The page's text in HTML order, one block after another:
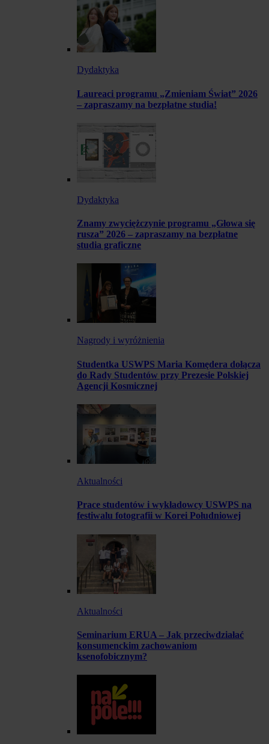
Dydaktyka
Laureaci programu „Zmieniam Świat” 2026
– zapraszamy na bezpłatne studia!
Dydaktyka
Znamy zwyciężczynie programu „Głowa się
rusza” 2026 – zapraszamy na bezpłatne
studia graficzne
Nagrody i wyróżnienia
Studentka USWPS Maria Komędera dołącza
do Rady Studentów przy Prezesie Polskiej
Agencji Kosmicznej
Aktualności
Prace studentów i wykładowcy USWPS na
festiwalu fotografii w Korei Południowej
Aktualności
Seminarium ERUA – Jak przeciwdziałać
konsumenckim zachowaniom
ksenofobicznym?